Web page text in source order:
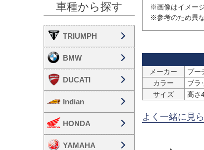
車種から探す
TRIUMPH
BMW
DUCATI
Indian
HONDA
YAMAHA
※画像はイメー
※参考のため異
メーカー
プー
カラー
ブラ
サイズ
高さ
よく一緒に見